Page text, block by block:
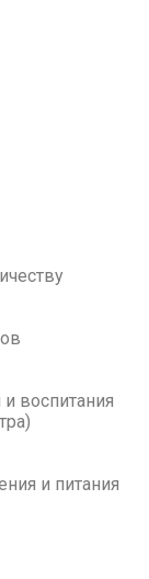
воспитания
и питания